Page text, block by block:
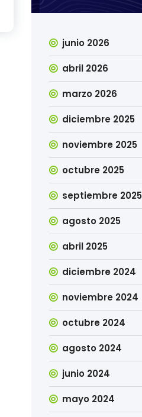
junio 2026
abril 2026
marzo 2026
diciembre 2025
noviembre 2025
octubre 2025
septiembre 2025
agosto 2025
abril 2025
diciembre 2024
noviembre 2024
octubre 2024
agosto 2024
junio 2024
mayo 2024